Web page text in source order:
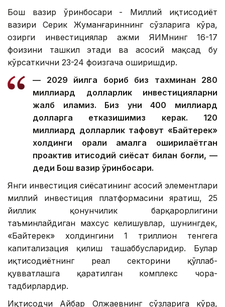
Бош вазир ўринбосари - Миллий иқтисодиёт
вазири Серик Жуманғариннинг сўзларига кўра,
ҳозирги инвестициялар ҳажми ЯИМнинг 16-17
фоизини ташкил этади ва асосий мақсад бу
кўрсаткични 23-24 фоизгача оширишдир.
— 2029 йилга бориб биз тахминан 280
миллиард долларлик инвестицияларни
жалб қиламиз. Биз уни 400 миллиард
долларга етказишимиз керак. 120
миллиард долларлик тафовут «Байтерек»
холдинги орқали амалга оширилаётган
проактив иқтисодий сиёсат билан боғлиқ, —
деди Бош вазир ўринбосари.
Янги инвестиция сиёсатининг асосий элементлари
миллий инвестиция платформасини яратиш, 25
йиллик қонунчилик барқарорлигини
таъминлайдиган махсус келишувлар, шунингдек,
«Байтерек» холдингини 1 триллион тенгега
капитализация қилиш ташаббусларидир. Булар
иқтисодиётнинг реал секторини қўллаб-
қувватлашга қаратилган комплекс чора-
тадбирлардир.
Иқтисодчи Айбар Олжаевнинг сўзларига кўра,